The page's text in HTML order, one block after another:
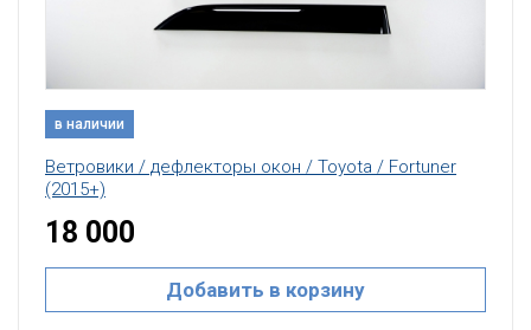
в наличии
Ветровики / дефлекторы окон / Toyota / Fortuner
(2015+)
18 000
Добавить в корзину